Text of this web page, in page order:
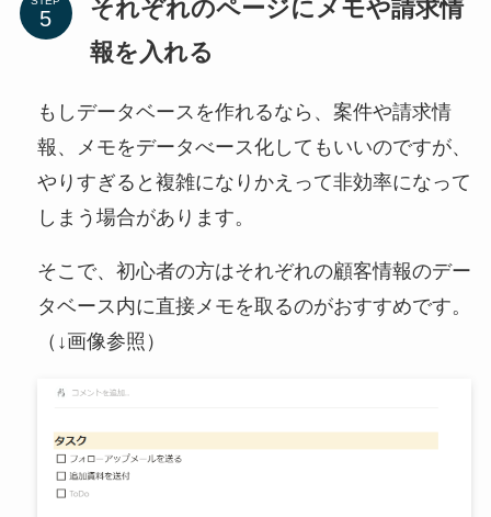
それぞれのページにメモや請求情
報を入れる
もしデータベースを作れるなら、案件や請求情
報、メモをデータべース化してもいいのですが、
やりすぎると複雑になりかえって非効率になって
しまう場合があります。
そこで、初心者の方はそれぞれの顧客情報のデー
タベース内に直接メモを取るのがおすすめです。
（↓画像参照）